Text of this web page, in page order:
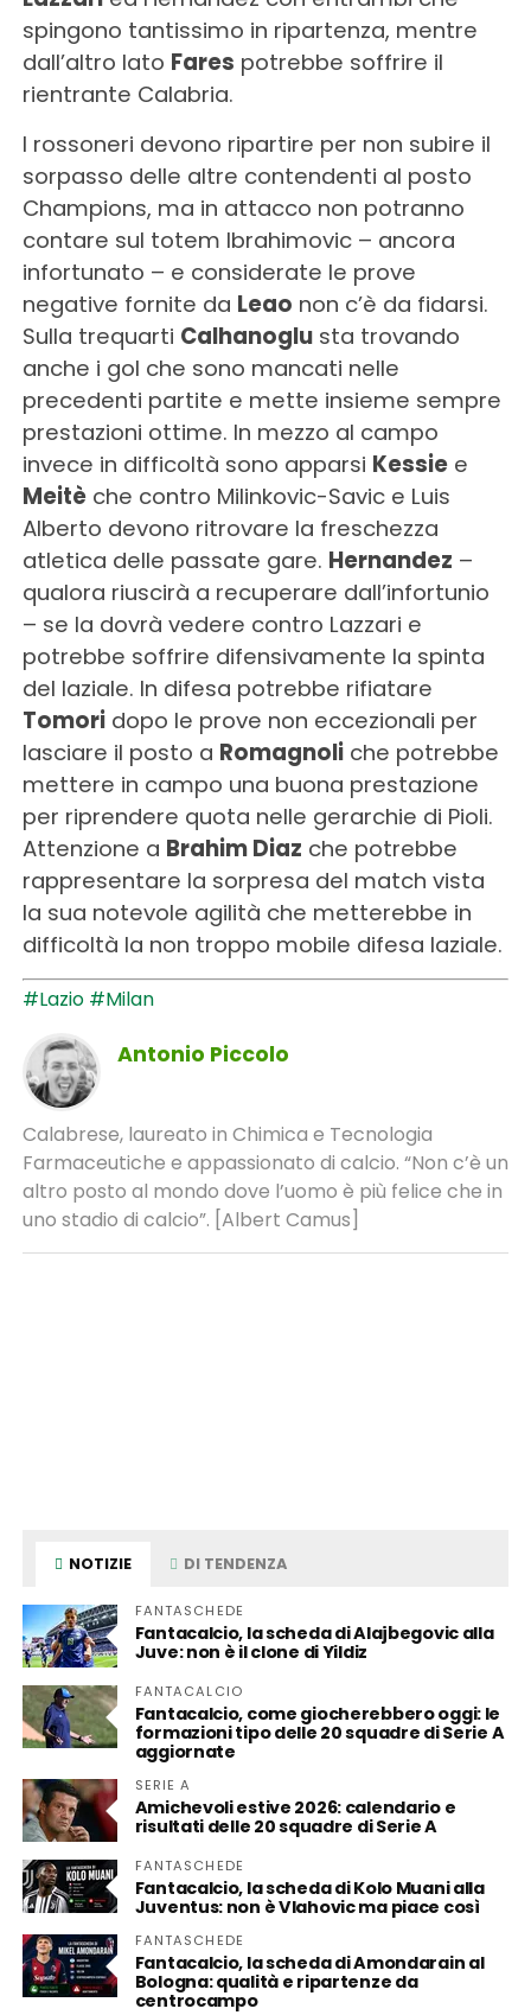
spingono tantissimo in ripartenza, mentre
dall’altro lato Fares potrebbe soffrire il
rientrante Calabria.
I rossoneri devono ripartire per non subire il
sorpasso delle altre contendenti al posto
Champions, ma in attacco non potranno
contare sul totem Ibrahimovic – ancora
infortunato – e considerate le prove
negative fornite da Leao non c’è da fidarsi.
Sulla trequarti Calhanoglusta trovando
anche i gol che sono mancati nelle
precedenti partite e mette insieme sempre
prestazioni ottime. In mezzo al campo
invece in difficoltà sono apparsi Kessiee
Meitèche contro Milinkovic-Savic e Luis
Alberto devono ritrovare la freschezza
atletica delle passate gare. Hernandez –
qualora riuscirà a recuperare dall’infortunio
– se la dovrà vedere contro Lazzari e
potrebbe soffrire difensivamente la spinta
del laziale. In difesa potrebbe rifiatare
Tomoridopo le prove non eccezionali per
lasciare il posto a Romagnoliche potrebbe
mettere in campo una buona prestazione
per riprendere quota nelle gerarchie di Pioli.
Attenzione a Brahim Diaz che potrebbe
rappresentare la sorpresa del match vista
la sua notevole agilità che metterebbe in
difficoltà la non troppo mobile difesa laziale.
#Lazio #Milan
Antonio Piccolo
Calabrese, laureato in Chimica e Tecnologia
Farmaceutiche e appassionato di calcio. “Non c’è un
altro posto al mondo dove l’uomo è più felice che in
uno stadio di calcio”. [Albert Camus]
NOTIZIE DI TENDENZA
FANTASCHEDE
Fantacalcio, la scheda di Alajbegovic alla
Juve: non è il clone di Yildiz
FANTACALCIO
Fantacalcio, come giocherebbero oggi: le
formazioni tipo delle 20 squadre di Serie A
aggiornate
SERIE A
Amichevoli estive 2026: calendario e
risultati delle 20 squadre di Serie A
FANTASCHEDE
Fantacalcio, la scheda di Kolo Muani alla
Juventus: non è Vlahovic ma piace così
FANTASCHEDE
Fantacalcio, la scheda di Amondarain al
Bologna: qualità e ripartenze da
centrocampo